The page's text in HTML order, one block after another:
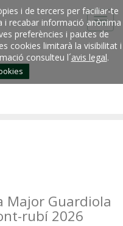
i de tercers per faciliar-te
i recabar informació anònima
preferències i pautes de
cookies limitarà la visibilitat i
consulteu l´avis legal.
Major Guardiola
rubí 2026